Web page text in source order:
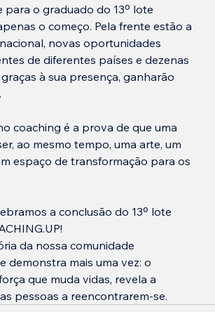
para o graduado do 13º lote
o começo. Pela frente estão a
novas oportunidades
de diferentes países e dezenas
à sua presença, ganharão
coaching é a prova de que uma
ao mesmo tempo, uma arte, um
espaço de transformação para os
a conclusão do 13º lote
da nossa comunidade
demonstra mais uma vez: o
que muda vidas, revela a
pessoas a reencontrarem-se.